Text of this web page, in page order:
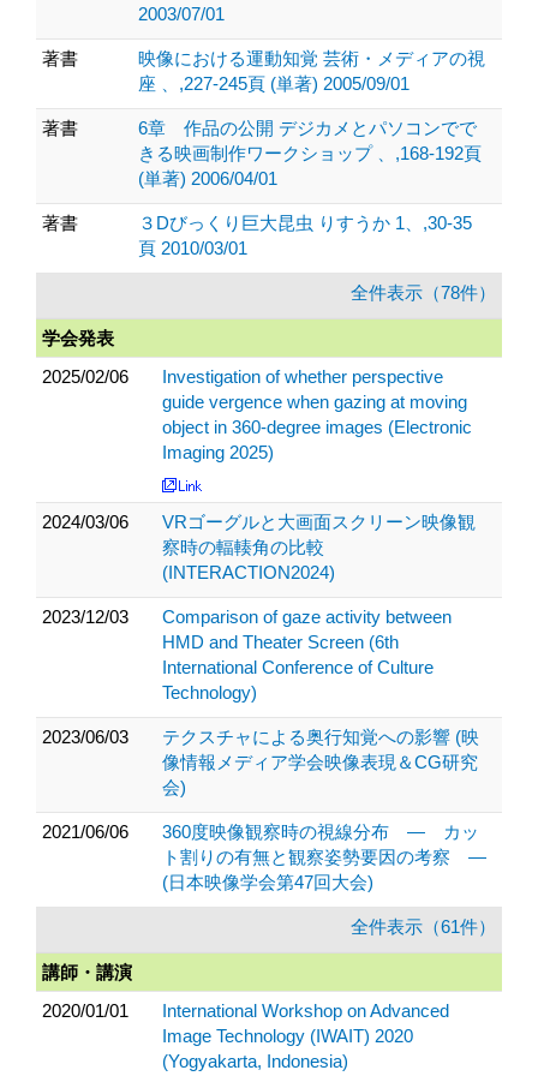
2003/07/01
著書
映像における運動知覚 芸術・メディアの視
座 、,227-245頁 (単著) 2005/09/01
著書
6章 作品の公開 デジカメとパソコンでで
きる映画制作ワークショップ 、,168-192頁
(単著) 2006/04/01
著書
３Dびっくり巨大昆虫 りすうか 1、,30-35
頁 2010/03/01
全件表示（78件）
学会発表
2025/02/06
Investigation of whether perspective
guide vergence when gazing at moving
object in 360-degree images (Electronic
Imaging 2025)
2024/03/06
VRゴーグルと大画面スクリーン映像観
察時の輻輳角の比較
(INTERACTION2024)
2023/12/03
Comparison of gaze activity between
HMD and Theater Screen (6th
International Conference of Culture
Technology)
2023/06/03
テクスチャによる奥行知覚への影響 (映
像情報メディア学会映像表現＆CG研究
会)
2021/06/06
360度映像観察時の視線分布 ― カッ
ト割りの有無と観察姿勢要因の考察 ―
(日本映像学会第47回大会)
全件表示（61件）
講師・講演
2020/01/01
International Workshop on Advanced
Image Technology (IWAIT) 2020
(Yogyakarta, Indonesia)